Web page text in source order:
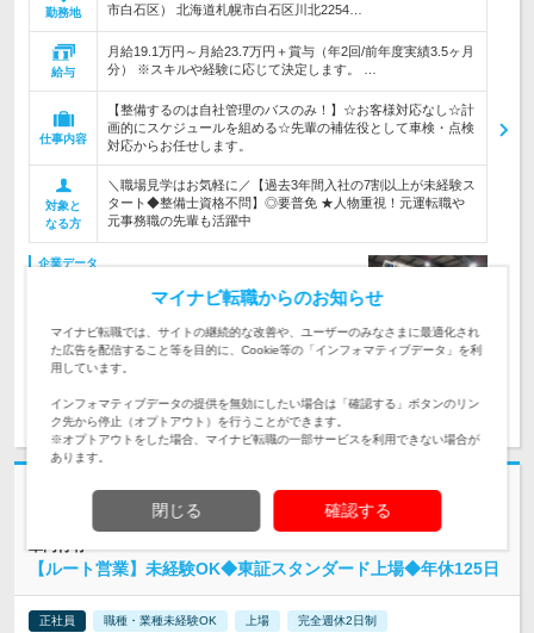
勤務地
市白石区） 北海道札幌市白石区川北2254…
給与
月給19.1万円～月給23.7万円＋賞与（年2回/前年度実績3.5ヶ月
分） ※スキルや経験に応じて決定します。 …
仕事内容
【整備するのは自社管理のバスのみ！】☆お客様対応なし☆計
画的にスケジュールを組める☆先輩の補佐役として車検・点検
対応からお任せします。
対象と
なる方
＼職場見学はお気軽に／【過去3年間入社の7割以上が未経験ス
タート◆整備士資格不問】◎要普免 ★人物重視！元運転職や
元事務職の先輩も活躍中
企業データ
設立：1943年3月／従業員数：1,399人／本社所在
求人詳細を見る 気になる
志望動機・自己PR不要
株式会社大冷 | ＼ノルマなし・定着率90％超！／上場企業◆約半年間の先
輩同行有
【ルート営業】未経験OK◆東証スタンダード上場◆年休125日
正社員 職種・業種未経験OK 上場 完全週休2日制
マイナビ転職からのお知らせ
マイナビ転職では、サイトの継続的な改善や、ユーザーのみなさまに最適化され
た広告を配信すること等を目的に、Cookie等の「インフォマティブデータ」を利
用しています。
インフォマティブデータの提供を無効にしたい場合は「確認する」ボタンのリン
ク先から停止（オプトアウト）を行うことができます。
※オプトアウトをした場合、マイナビ転職の一部サービスを利用できない場合が
あります。
閉じる 確認する